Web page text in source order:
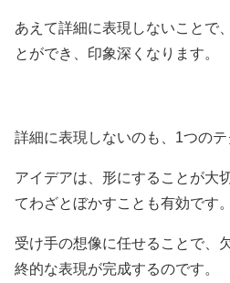
あえて詳細に表現しないことで
とができ、印象深くなります。
詳細に表現しないのも、1つのテ
アイデアは、形にすることが大
てわざとぼかすことも有効です。
受け手の想像に任せることで、
終的な表現が完成するのです。